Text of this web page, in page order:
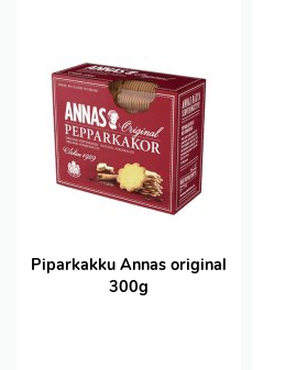
Piparkakku Annas original
300g